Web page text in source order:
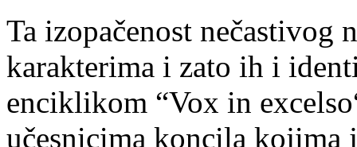
Ta izopačenost nečastivog
karakterima i zato ih i
enciklikom “Vox in
učesnicima koncila kojima